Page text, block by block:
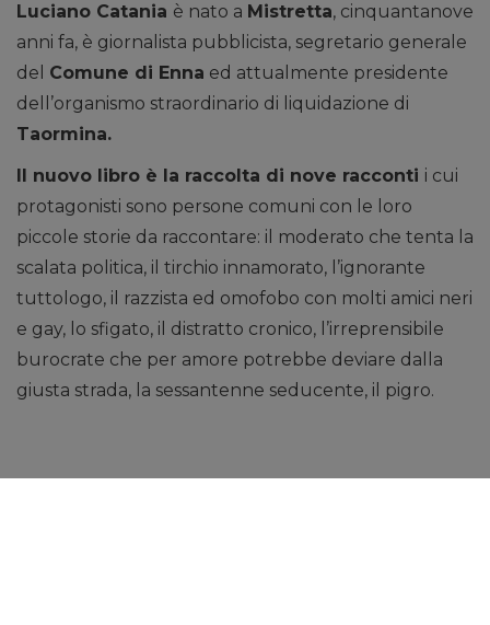
Luciano Catania è nato a Mistretta, cinquantanove
anni fa, è giornalista pubblicista, segretario generale
del Comune di Enna ed attualmente presidente
dell’organismo straordinario di liquidazione di
Taormina.
Il nuovo libro è la raccolta di nove racconti i cui
protagonisti sono persone comuni con le loro
piccole storie da raccontare: il moderato che tenta la
scalata politica, il tirchio innamorato, l’ignorante
tuttologo, il razzista ed omofobo con molti amici neri
e gay, lo sfigato, il distratto cronico, l’irreprensibile
burocrate che per amore potrebbe deviare dalla
giusta strada, la sessantenne seducente, il pigro.